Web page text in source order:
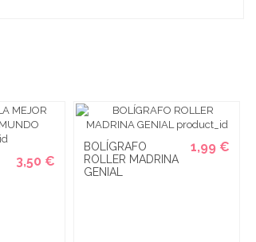
3,50 €
BOLÍGRAFO
ROLLER MADRINA
GENIAL
1,99 €